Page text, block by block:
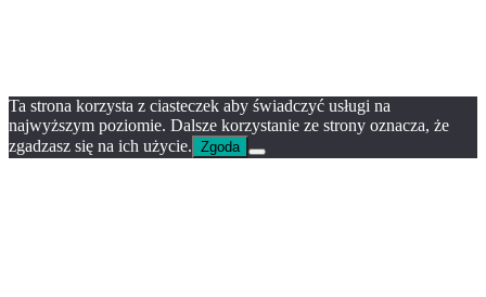
Ta strona korzysta z ciasteczek aby świadczyć usługi na
najwyższym poziomie. Dalsze korzystanie ze strony oznacza, że
zgadzasz się na ich użycie. Zgoda